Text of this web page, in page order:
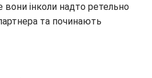
інколи надто ретельно
та починають